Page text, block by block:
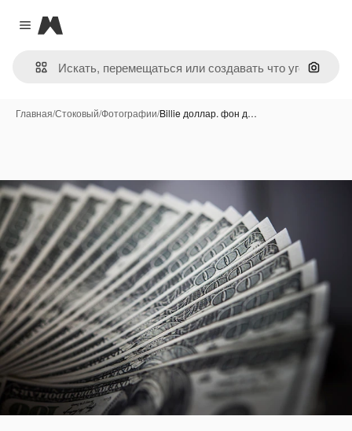
Close menu
Magnific
Поиск
Главная/Стоковый/Фотографии/Billie доллар. фон д…